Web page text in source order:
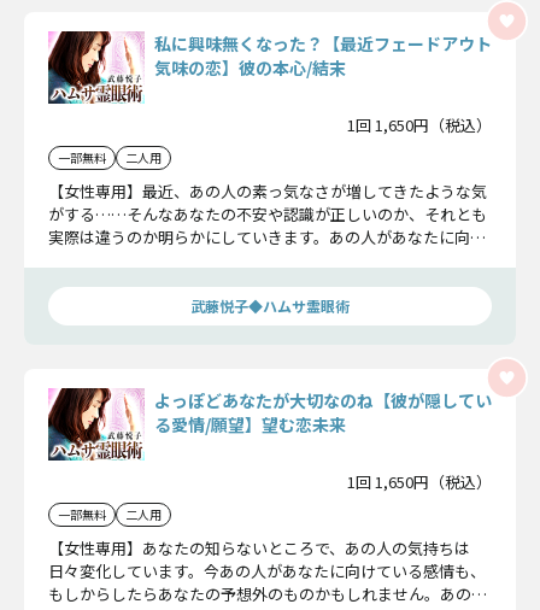
私に興味無くなった？【最近フェードアウト
気味の恋】彼の本心/結末
1回 1,650円（税込）
一部無料 二人用
【女性専用】最近、あの人の素っ気なさが増してきたような気
がする……そんなあなたの不安や認識が正しいのか、それとも
実際は違うのか明らかにしていきます。あの人があなたに向け
武藤悦子◆ハムサ霊眼術
よっぽどあなたが大切なのね【彼が隠してい
る愛情/願望】望む恋未来
1回 1,650円（税込）
一部無料 二人用
【女性専用】あなたの知らないところで、あの人の気持ちは
日々変化しています。今あの人があなたに向けている感情も、
もしからしたらあなたの予想外のものかもしれません。あの人